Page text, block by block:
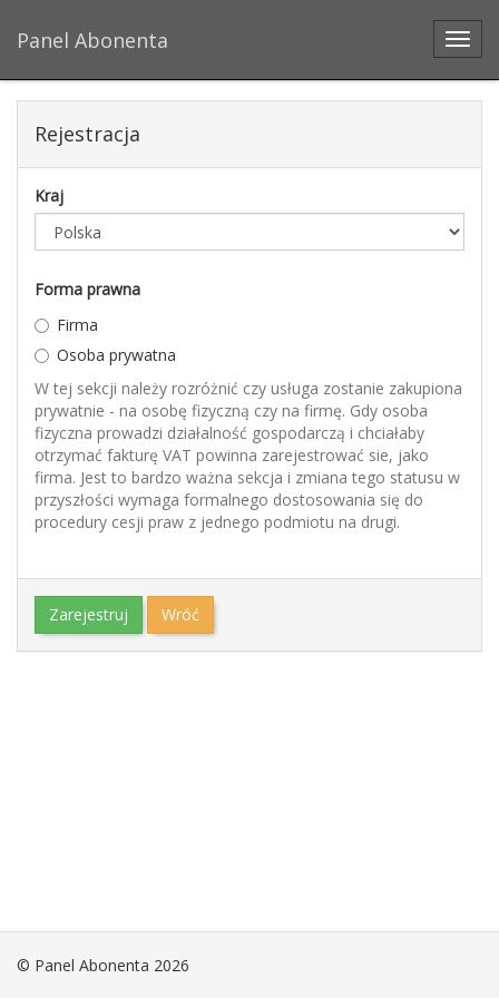
Panel Abonenta
Rejestracja
Kraj
Forma prawna
Firma
Osoba prywatna
W tej sekcji należy rozróżnić czy usługa zostanie zakupiona
prywatnie - na osobę fizyczną czy na firmę. Gdy osoba
fizyczna prowadzi działalność gospodarczą i chciałaby
otrzymać fakturę VAT powinna zarejestrować sie, jako
firma. Jest to bardzo ważna sekcja i zmiana tego statusu w
przyszłości wymaga formalnego dostosowania się do
procedury cesji praw z jednego podmiotu na drugi.
Zarejestruj Wróć
© Panel Abonenta 2026